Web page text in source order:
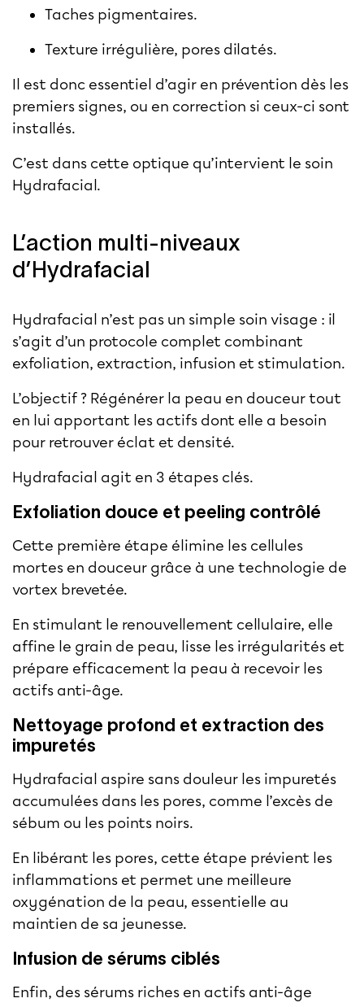
Taches pigmentaires.
Texture irrégulière, pores dilatés.
Il est donc essentiel d’agir en prévention dès les
premiers signes, ou en correction si ceux-ci sont
installés.
C’est dans cette optique qu’intervient le soin
Hydrafacial.
L’action multi-niveaux
d’Hydrafacial
Hydrafacial n’est pas un simple soin visage : il
s’agit d’un protocole complet combinant
exfoliation, extraction, infusion et stimulation.
L’objectif ? Régénérer la peau en douceur tout
en lui apportant les actifs dont elle a besoin
pour retrouver éclat et densité.
Hydrafacial agit en 3 étapes clés.
Exfoliation douce et peeling contrôlé
Cette première étape élimine les cellules
mortes en douceur grâce à une technologie de
vortex brevetée.
En stimulant le renouvellement cellulaire, elle
affine le grain de peau, lisse les irrégularités et
prépare efficacement la peau à recevoir les
actifs anti-âge.
Nettoyage profond et extraction des
impuretés
Hydrafacial aspire sans douleur les impuretés
accumulées dans les pores, comme l’excès de
sébum ou les points noirs.
En libérant les pores, cette étape prévient les
inflammations et permet une meilleure
oxygénation de la peau, essentielle au
maintien de sa jeunesse.
Infusion de sérums ciblés
Enfin, des sérums riches en actifs anti-âge